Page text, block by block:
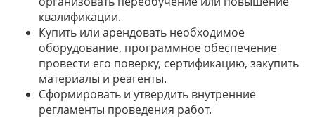
квалификации.
Купить или арендовать необходимое
оборудование, программное обеспечение
провести его поверку, сертификацию, закупить
материалы и реагенты.
Сформировать и утвердить внутренние
регламенты проведения работ.